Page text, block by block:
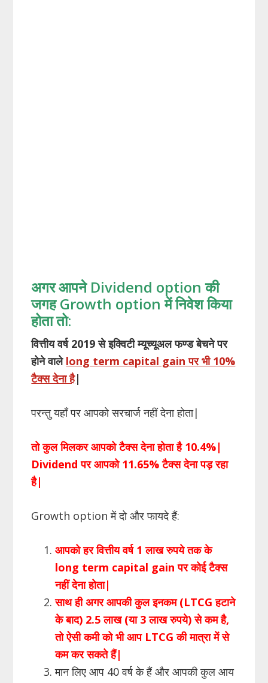
अगर आपने Dividend option की
जगह Growth option में निवेश किया
होता तो:
वित्तीय वर्ष 2019 से इक्विटी म्यूच्यूअल फण्ड बेचने पर
होने वाले long term capital gain पर भी 10%
टैक्स देना है|
परन्तु यहाँ पर आपको सरचार्ज नहीं देना होता|
तो कुल मिलकर आपको टैक्स देना होता है 10.4%|
Dividend पर आपको 11.65% टैक्स देना पड़ रहा
है|
Growth option में दो और फायदे हैं:
आपको हर वित्तीय वर्ष 1 लाख रुपये तक के
long term capital gain पर कोई टैक्स
नहीं देना होता|
साथ ही अगर आपकी कुल इनकम (LTCG हटाने
के बाद) 2.5 लाख (या 3 लाख रुपये) से कम है,
तो ऐसी कमी को भी आप LTCG की मात्रा में से
कम कर सकते हैं|
मान लिए आप 40 वर्ष के हैं और आपकी कुल आय